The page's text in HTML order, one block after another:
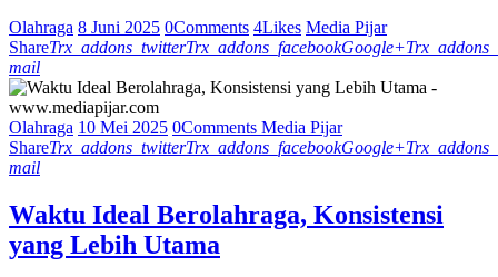
Olahraga 8 Juni 2025 0Comments 4Likes Media Pijar
ShareTrx_addons_twitterTrx_addons_facebookGoogle+
mail
Olahraga 10 Mei 2025 0Comments Media Pijar
ShareTrx_addons_twitterTrx_addons_facebookGoogle+
mail
Waktu Ideal Berolahraga, Konsistensi
yang Lebih Utama